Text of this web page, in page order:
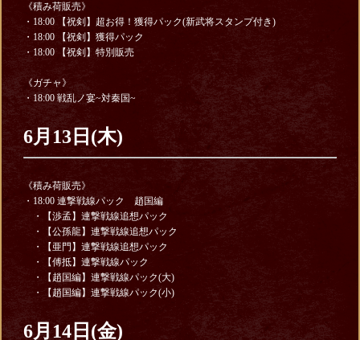
《積み荷販売》
・18:00 【祝剣】超お得！獲得パック(新武将スタンプ付き)
・18:00 【祝剣】獲得パック
・18:00 【祝剣】特別販売
《ガチャ》
・18:00 戦乱ノ宴~対秦国~
6月13日(木)
《積み荷販売》
・18:00 連撃戦線パック 趙国編
・【渉孟】連撃戦線追想パック
・【公孫龍】連撃戦線追想パック
・【亜門】連撃戦線追想パック
・【傅抵】連撃戦線パック
・【趙国編】連撃戦線パック(大)
・【趙国編】連撃戦線パック(小)
6月14日(金)